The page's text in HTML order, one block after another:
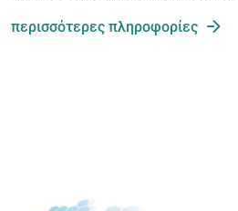
περισσότερες πληροφορίες